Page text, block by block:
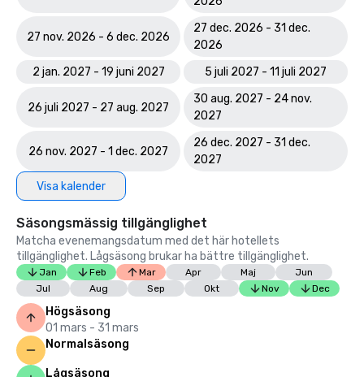
27 nov. 2026 - 6 dec. 2026
27 dec. 2026 - 31 dec.
2026
2 jan. 2027 - 19 juni 2027
5 juli 2027 - 11 juli 2027
26 juli 2027 - 27 aug. 2027
30 aug. 2027 - 24 nov.
2027
26 nov. 2027 - 1 dec. 2027
26 dec. 2027 - 31 dec.
2027
Visa kalender
Säsongsmässig tillgänglighet
Matcha evenemangsdatum med det här hotellets
tillgänglighet. Lågsäsong brukar ha bättre tillgänglighet.
Jan Feb Mar Apr Maj
Jun
Jul
Aug Sep Okt Nov Dec
Högsäsong
01 mars - 31 mars
Normalsäsong
Lågsäsong